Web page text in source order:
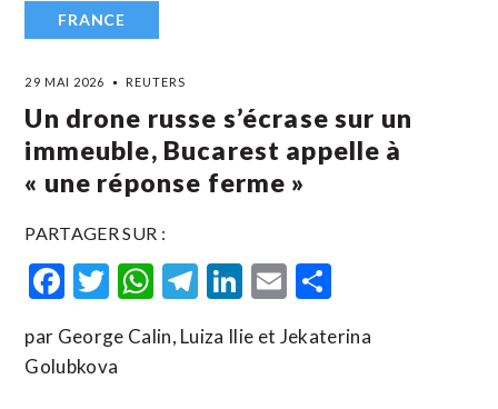
FRANCE
29 MAI 2026 REUTERS
Un drone russe s’écrase sur un
immeuble, Bucarest appelle à
« une réponse ferme »
PARTAGER SUR :
Facebook
Twitter
WhatsApp
Telegram
LinkedIn
Email
par George Calin, Luiza Ilie et Jekaterina
Golubkova